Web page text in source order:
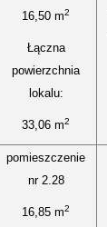
16,50 m2
Łączna
powierzchnia
lokalu:
33,06 m2
pomieszczenie
nr 2.28
16,85 m2